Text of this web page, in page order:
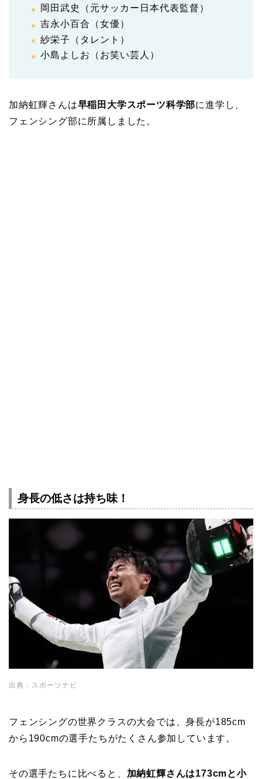
岡田武史（元サッカー日本代表監督）
吉永小百合（女優）
紗栄子（タレント）
小島よしお（お笑い芸人）
加納虹輝さんは早稲田大学スポーツ科学部に進学し、
フェンシング部に所属しました。
身長の低さは持ち味！
出典：スポーツナビ
フェンシングの世界クラスの大会では、身長が185cm
から190cmの選手たちがたくさん参加しています。
その選手たちに比べると、 加納虹輝さんは173cmと小